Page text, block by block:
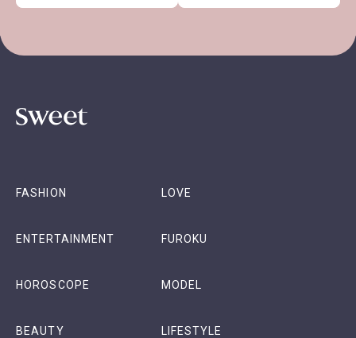
FASHION LOVE
ENTERTAINMENT FUROKU
HOROSCOPE MODEL
BEAUTY LIFESTYLE